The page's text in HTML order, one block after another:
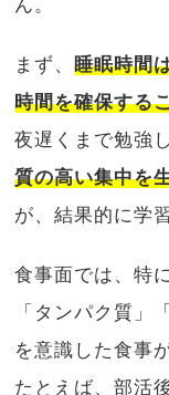
ん。
まず、睡眠時間
時間を確保する
夜遅くまで勉強
質の高い集中を
が、結果的に学
食事面では、特
「タンパク質」
を意識した食事
たとえば、部活